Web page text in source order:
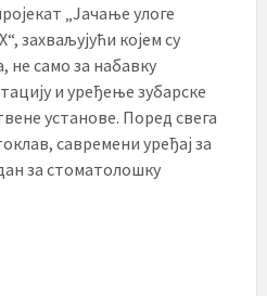
„Јачање улоге
захваљујући којем су
не само за набавку
и уређење зубарске
установе. Поред свега
савремени уређај за
за стоматолошку